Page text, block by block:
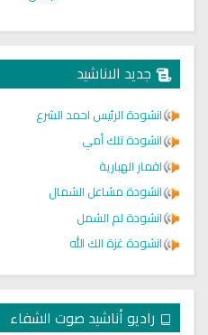
جديد الاناشيد
انشودة الرئيس احمد الشرع
انشودة تلك أمي
اقمار الهبارية
انشودة مشاعل الشمال
انشودة لم الشمل
انشودة غزة الك الله
راديو أناشيد صوت الشفاء